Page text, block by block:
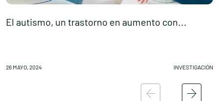
El autismo, un trastorno en aumento con...
26 MAYO, 2024 INVESTIGACIÓN
Explora